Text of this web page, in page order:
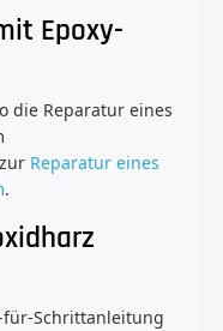
Epoxy-
die Reparatur eines
Reparatur eines
.
für-Schrittanleitung